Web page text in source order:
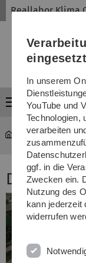
Reallabor Klima
Menü
Reallabor Klima
Das
In unserem
YouTube und
Technologien,
verarbeiten
ggf. in die
Zwecken ein.
Nutzung des
kann jederzeit
widerrufen